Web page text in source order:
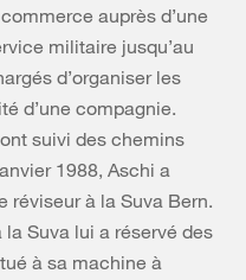
auprès d’une
militaire jusqu’au
d’organiser les
d’une compagnie.
suivi des chemins
1988, Aschi a
à la Suva Bern.
Suva lui a réservé des
à sa machine à